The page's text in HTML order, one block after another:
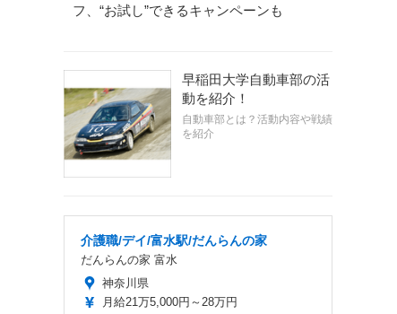
フ、“お試し”できるキャンペーンも
早稲田大学自動車部の活
動を紹介！
自動車部とは？活動内容や戦績
を紹介
介護職/デイ/富水駅/だんらんの家
だんらんの家 富水
神奈川県
月給21万5,000円～28万円